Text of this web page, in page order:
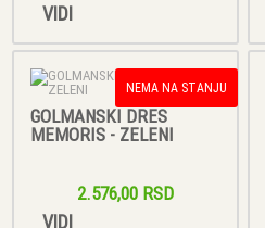
VIDI
NEMA NA STANJU
GOLMANSKI DRES
MEMORIS - ZELENI
2.576,00 RSD
VIDI